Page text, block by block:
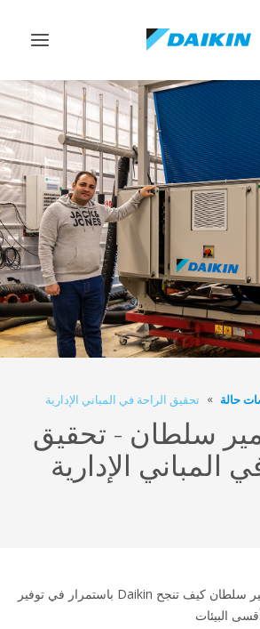
تبديل
حالة تحقيق الراحة في المباني الإدارية
سلطان - تحقيق
المباني الإدارية
يُبيّن مشروع جامعة الأمير سلطان كيف تنجح Daikin باستمرار في توفير
البيئات